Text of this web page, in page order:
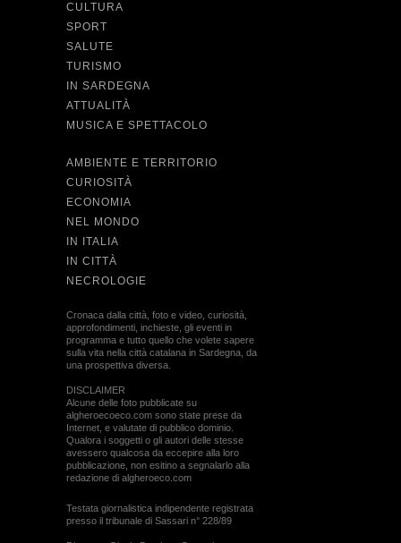
CULTURA
SPORT
SALUTE
TURISMO
IN SARDEGNA
ATTUALITÀ
MUSICA E SPETTACOLO
AMBIENTE E TERRITORIO
CURIOSITÀ
ECONOMIA
NEL MONDO
IN ITALIA
IN CITTÀ
NECROLOGIE
Cronaca dalla città, foto e video, curiosità,
approfondimenti, inchieste, gli eventi in
programma e tutto quello che volete sapere
sulla vita nella città catalana in Sardegna, da
una prospettiva diversa.
DISCLAIMER
Alcune delle foto pubblicate su
algheroecoeco.com sono state prese da
Internet, e valutate di pubblico dominio.
Qualora i soggetti o gli autori delle stesse
avessero qualcosa da eccepire alla loro
pubblicazione, non esitino a segnalarlo alla
redazione di algheroeco.com
Testata giornalistica indipendente registrata
presso il tribunale di Sassari n° 228/89